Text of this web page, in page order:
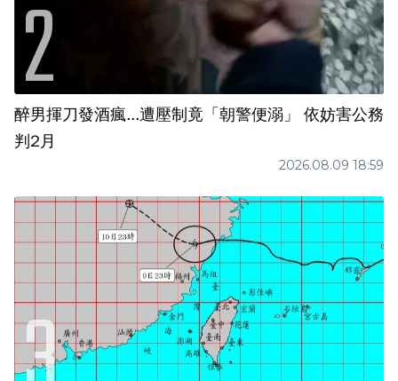
醉男揮刀發酒瘋...遭壓制竟「朝警便溺」 依妨害公務
判2月
2026.08.09 18:59